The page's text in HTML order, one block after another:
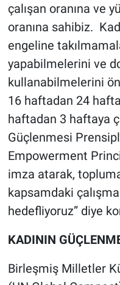
çalışan oranına ve
oranına sahibiz.
engeline
yapabilmelerini ve
kullanabilmelerini
16 haftadan 24
haftadan 3 haftaya
Güçlenmesi
Empowerment
imza atarak,
kapsamdaki
hedefliyoruz” diye
KADININ
Birleşmiş Milletler